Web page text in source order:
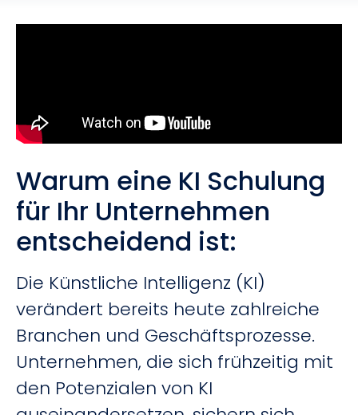
Warum eine KI Schulung
für Ihr Unternehmen
entscheidend ist:
Die Künstliche Intelligenz (KI)
verändert bereits heute zahlreiche
Branchen und Geschäftsprozesse.
Unternehmen, die sich frühzeitig mit
den Potenzialen von KI